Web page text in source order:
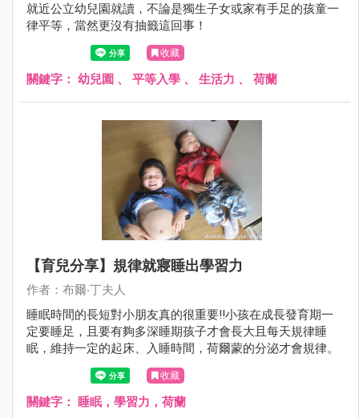
就近公立幼兒園就讀，不論是獨生子女或家有手足的孩童一
律平等，當然更沒有抽籤這回事！
收藏
關鍵字： 幼兒園 、 平等入學 、 生活力 、 荷蘭
【育兒分享】規律就寢睡出學習力
作者：布爾‧丁夫人
睡眠時間的長短對小朋友真的很重要!!小孩在成長發育期一
定要睡足，且要有夠多深睡期孩子才會長大且每天規律睡
眠，維持一定的起床、入睡時間，荷爾蒙的分泌才會規律。
收藏
關鍵字： 睡眠，學習力，荷蘭